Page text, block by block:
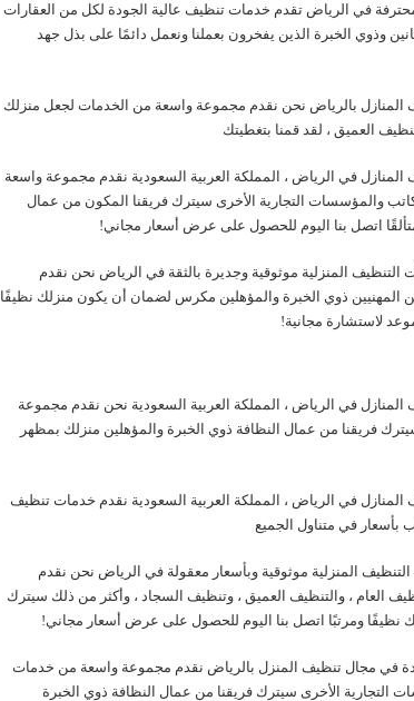
في الرياض تقدم خدمات تنظيف عالية الجودة لكل من العقارات
وذوي الخبرة الذين يفخرون بعملنا ونعمل دائمًا على بذل جهد
المنازل بالرياض نحن نقدم مجموعة واسعة من الخدمات لجعل منزلك
العميق ، لقد قمنا بتغطيتك
في الرياض ، المملكة العربية السعودية نقدم مجموعة واسعة
والمؤسسات التجارية الأخرى سيترك فريقنا المكون من عمال
اتصل بنا اليوم للحصول على عرض أسعار مجاني!
المنزلية موثوقية وجديرة بالثقة في الرياض نحن نقدم
المهنيين ذوي الخبرة والمؤهلين مكرس لضمان أن يكون منزلك نظيفًا
لاستشارة مجانية!
في الرياض ، المملكة العربية السعودية نحن نقدم مجموعة
فريقنا من عمال النظافة ذوي الخبرة والمؤهلين منزلك بمظهر
في الرياض ، المملكة العربية السعودية نقدم خدمات تنظيف
بأسعار في متناول الجميع
المنزلية موثوقية وبأسعار معقولة في الرياض نحن نقدم
العام ، والتنظيف العميق ، وتنظيف السجاد ، وأكثر من ذلك سيترك
نظيفًا ومرتبًا اتصل بنا اليوم للحصول على عرض أسعار مجاني!
في مجال تنظيف المنزل بالرياض نقدم مجموعة واسعة من خدمات
التجارية الأخرى سيترك فريقنا من عمال النظافة ذوي الخبرة